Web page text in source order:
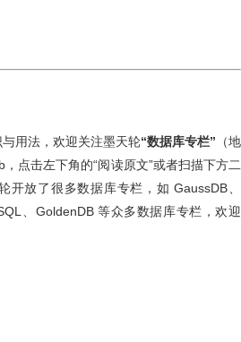
用法，欢迎关注墨天轮“数据库专栏” （地
点击左下角的“阅读原文”或者扫描下方二
开放了很多数据库专栏，如 GaussDB、
、GoldenDB 等众多数据库专栏，欢迎